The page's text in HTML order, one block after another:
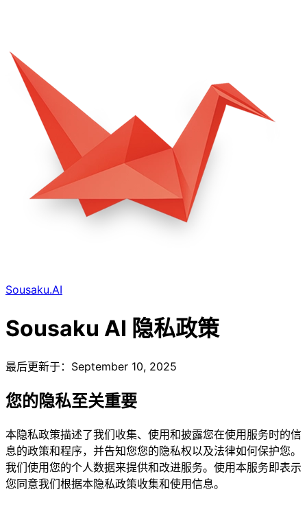
Sousaku.AI
Sousaku AI 隐私政策
最后更新于：September 10, 2025
您的隐私至关重要
本隐私政策描述了我们收集、使用和披露您在使用服务时的信
息的政策和程序，并告知您您的隐私权以及法律如何保护您。
我们使用您的个人数据来提供和改进服务。使用本服务即表示
您同意我们根据本隐私政策收集和使用信息。